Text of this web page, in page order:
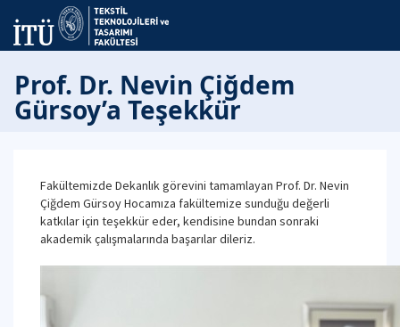
Prof. Dr. Nevin Çiğdem
Gürsoy’a Teşekkür
Fakültemizde Dekanlık görevini tamamlayan Prof. Dr. Nevin
Çiğdem Gürsoy Hocamıza fakültemize sunduğu değerli
katkılar için teşekkür eder, kendisine bundan sonraki
akademik çalışmalarında başarılar dileriz.